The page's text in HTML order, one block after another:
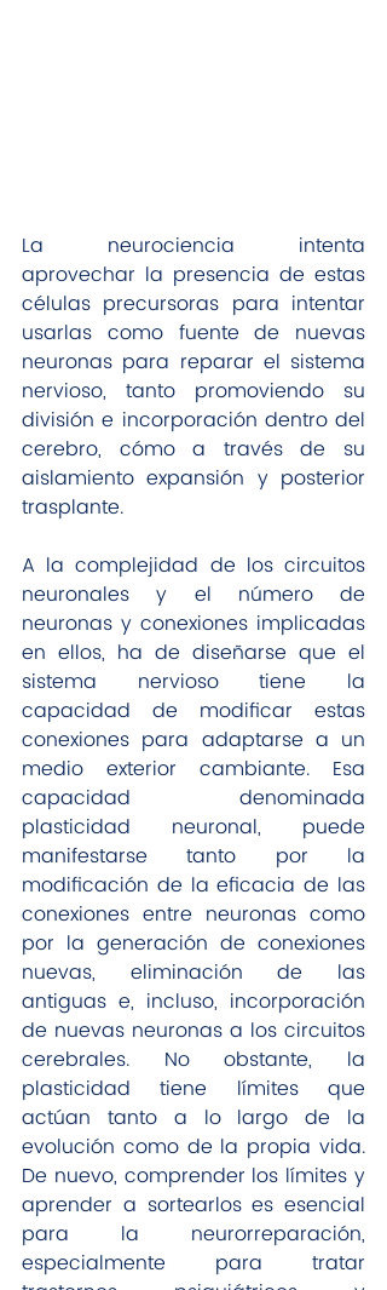
La neurociencia intenta
aprovechar la presencia de estas
células precursoras para intentar
usarlas como fuente de nuevas
neuronas para reparar el sistema
nervioso, tanto promoviendo su
división e incorporación dentro del
cerebro, cómo a través de su
aislamiento expansión y posterior
trasplante.
A la complejidad de los circuitos
neuronales y el número de
neuronas y conexiones implicadas
en ellos, ha de diseñarse que el
sistema nervioso tiene la
capacidad de modificar estas
conexiones para adaptarse a un
medio exterior cambiante. Esa
capacidad denominada
plasticidad neuronal, puede
manifestarse tanto por la
modificación de la eficacia de las
conexiones entre neuronas como
por la generación de conexiones
nuevas, eliminación de las
antiguas e, incluso, incorporación
de nuevas neuronas a los circuitos
cerebrales. No obstante, la
plasticidad tiene límites que
actúan tanto a lo largo de la
evolución como de la propia vida.
De nuevo, comprender los límites y
aprender a sortearlos es esencial
para la neurorreparación,
especialmente para tratar